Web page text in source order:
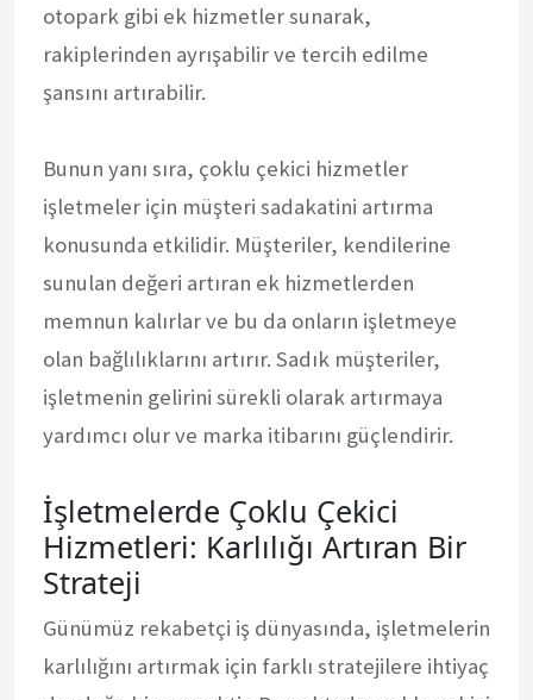
otopark gibi ek hizmetler sunarak,
rakiplerinden ayrışabilir ve tercih edilme
şansını artırabilir.
Bunun yanı sıra, çoklu çekici hizmetler
işletmeler için müşteri sadakatini artırma
konusunda etkilidir. Müşteriler, kendilerine
sunulan değeri artıran ek hizmetlerden
memnun kalırlar ve bu da onların işletmeye
olan bağlılıklarını artırır. Sadık müşteriler,
işletmenin gelirini sürekli olarak artırmaya
yardımcı olur ve marka itibarını güçlendirir.
İşletmelerde Çoklu Çekici
Hizmetleri: Karlılığı Artıran Bir
Strateji
Günümüz rekabetçi iş dünyasında, işletmelerin
karlılığını artırmak için farklı stratejilere ihtiyaç